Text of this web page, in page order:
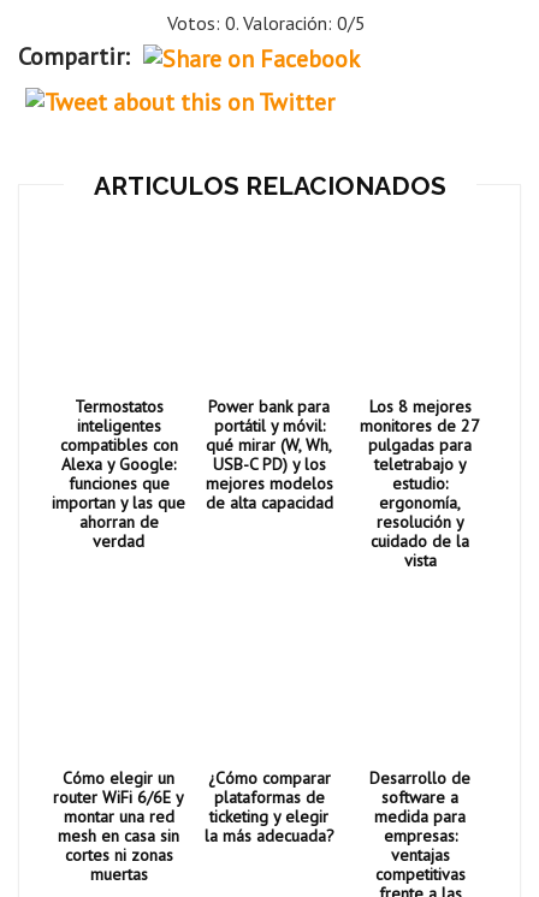
Votos: 0. Valoración: 0/5
Compartir:
ARTICULOS RELACIONADOS
Termostatos
inteligentes
compatibles con
Alexa y Google:
funciones que
importan y las que
ahorran de
verdad
Power bank para
portátil y móvil:
qué mirar (W, Wh,
USB-C PD) y los
mejores modelos
de alta capacidad
Los 8 mejores
monitores de 27
pulgadas para
teletrabajo y
estudio:
ergonomía,
resolución y
cuidado de la
vista
Cómo elegir un
router WiFi 6/6E y
montar una red
mesh en casa sin
cortes ni zonas
muertas
¿Cómo comparar
plataformas de
ticketing y elegir
la más adecuada?
Desarrollo de
software a
medida para
empresas:
ventajas
competitivas